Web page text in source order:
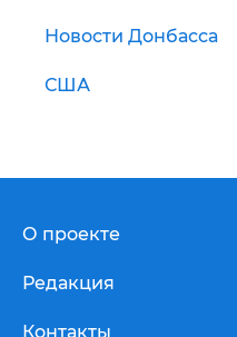
Новости Донбасса
США
О проекте
Редакция
Контакты